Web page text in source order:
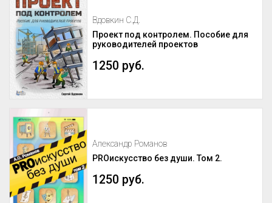
Вдовкин С.Д.
Проект под контролем. Пособие для
руководителей проектов
1250 руб.
Александр Романов
PROискусство без души. Том 2.
1250 руб.